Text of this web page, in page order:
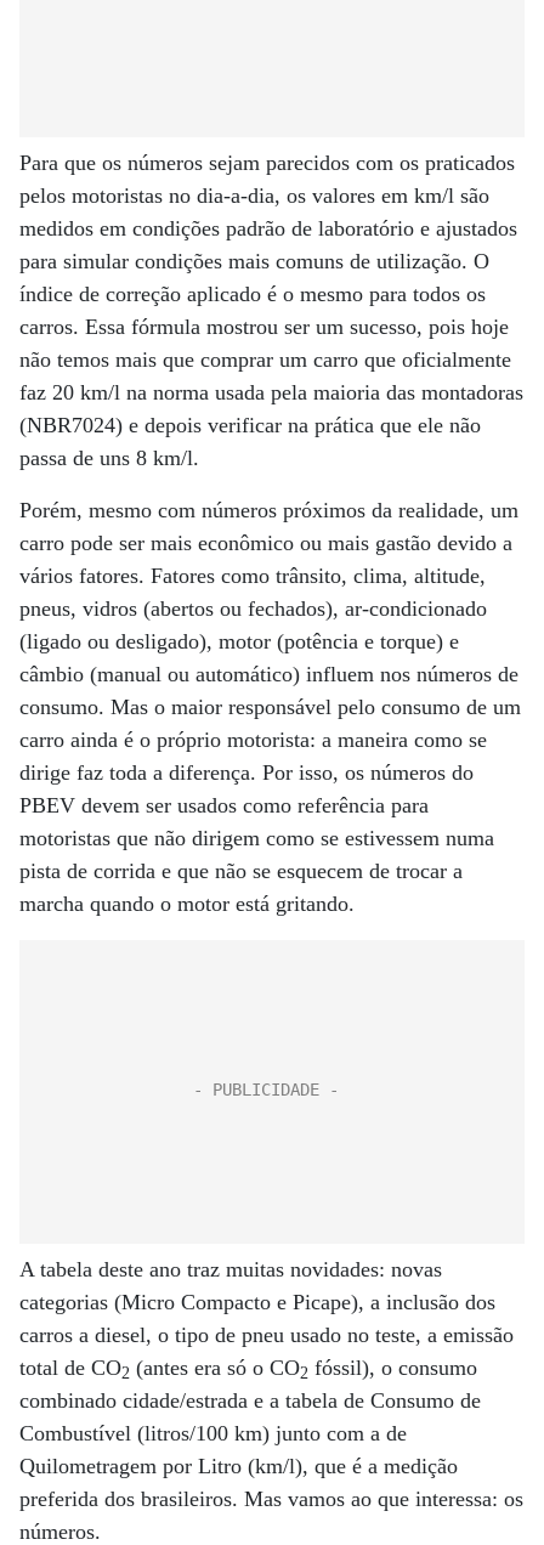
Para que os números sejam parecidos com os praticados
pelos motoristas no dia-a-dia, os valores em km/l são
medidos em condições padrão de laboratório e ajustados
para simular condições mais comuns de utilização. O
índice de correção aplicado é o mesmo para todos os
carros. Essa fórmula mostrou ser um sucesso, pois hoje
não temos mais que comprar um carro que oficialmente
faz 20 km/l na norma usada pela maioria das montadoras
(NBR7024) e depois verificar na prática que ele não
passa de uns 8 km/l.
Porém, mesmo com números próximos da realidade, um
carro pode ser mais econômico ou mais gastão devido a
vários fatores. Fatores como trânsito, clima, altitude,
pneus, vidros (abertos ou fechados), ar-condicionado
(ligado ou desligado), motor (potência e torque) e
câmbio (manual ou automático) influem nos números de
consumo. Mas o maior responsável pelo consumo de um
carro ainda é o próprio motorista: a maneira como se
dirige faz toda a diferença. Por isso, os números do
PBEV devem ser usados como referência para
motoristas que não dirigem como se estivessem numa
pista de corrida e que não se esquecem de trocar a
marcha quando o motor está gritando.
A tabela deste ano traz muitas novidades: novas
categorias (Micro Compacto e Picape), a inclusão dos
carros a diesel, o tipo de pneu usado no teste, a emissão
total de CO2 (antes era só o CO2 fóssil), o consumo
combinado cidade/estrada e a tabela de Consumo de
Combustível (litros/100 km) junto com a de
Quilometragem por Litro (km/l), que é a medição
preferida dos brasileiros. Mas vamos ao que interessa: os
números.